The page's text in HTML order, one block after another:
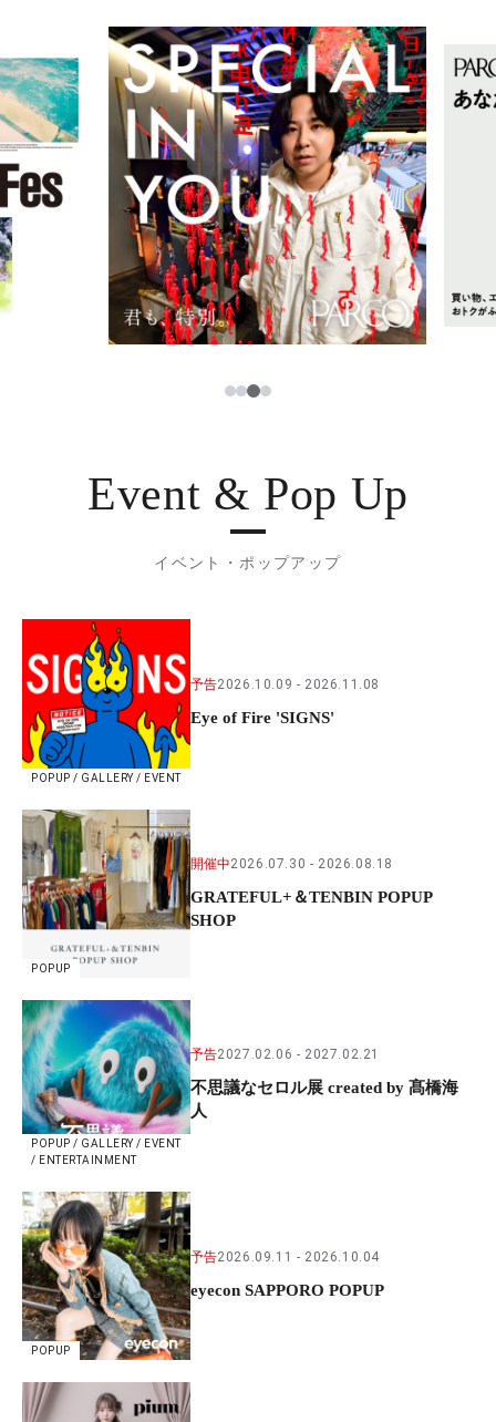
ニュース
レストラン・カフェ
TAX FREE
PARCOメンバーズ
한국어
ภาษาไทย
日本語
123
Event & Pop Up
イベント・ポップアップ
POPUP / GALLERY / EVENT
予告2026.10.09 2026.11.08
Eye of Fire 'SIGNS'
POPUP
開催中2026.07.30 2026.08.18
GRATEFUL+＆TENBIN POPUP
SHOP
POPUP / GALLERY / EVENT
/ ENTERTAINMENT
予告2027.02.06 2027.02.21
不思議なセロル展 created by 髙橋海
人
POPUP
予告2026.09.11 2026.10.04
eyecon SAPPORO POPUP